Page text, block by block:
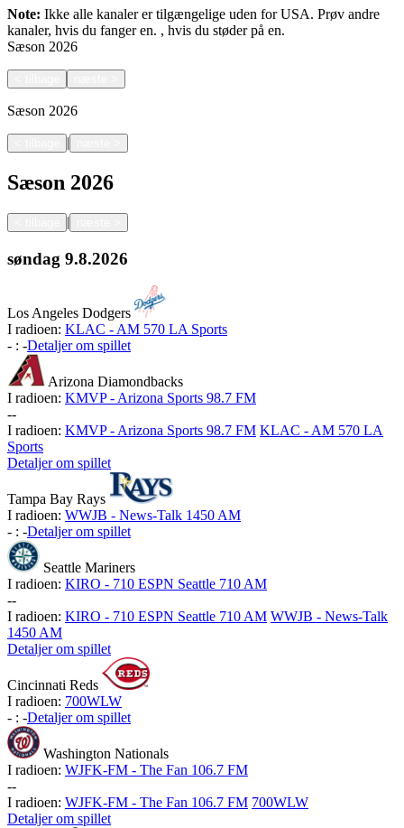
Note: Ikke alle kanaler er tilgængelige uden for USA. Prøv andre
kanaler, hvis du fanger en. , hvis du støder på en.
Sæson 2026
Sæson 2026
|
Sæson 2026
|
søndag 9.8.2026
Los Angeles Dodgers
I radioen: KLAC - AM 570 LA Sports
- : -Detaljer om spillet
Arizona Diamondbacks
I radioen: KMVP - Arizona Sports 98.7 FM
--
I radioen: KMVP - Arizona Sports 98.7 FM KLAC - AM 570 LA
Sports
Detaljer om spillet
Tampa Bay Rays
I radioen: WWJB - News-Talk 1450 AM
- : -Detaljer om spillet
Seattle Mariners
I radioen: KIRO - 710 ESPN Seattle 710 AM
--
I radioen: KIRO - 710 ESPN Seattle 710 AM WWJB - News-Talk
1450 AM
Detaljer om spillet
Cincinnati Reds
I radioen: 700WLW
- : -Detaljer om spillet
Washington Nationals
I radioen: WJFK-FM - The Fan 106.7 FM
--
I radioen: WJFK-FM - The Fan 106.7 FM 700WLW
Detaljer om spillet